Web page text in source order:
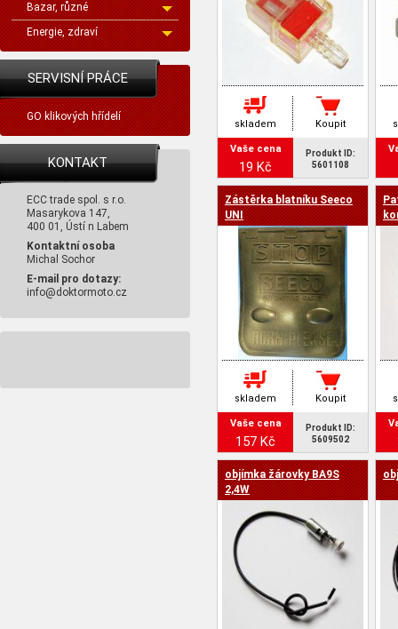
Bazar, různé
Energie, zdraví
SERVISNÍ PRÁCE
GO klikových hřídelí
KONTAKT
ECC trade spol. s r.o.
Masarykova 147,
400 01, Ústí n Labem
Kontaktní osoba
Michal Sochor
E-mail pro dotazy:
info@doktormoto.cz
skladem Koupit
Vaše cena
19 Kč
Produkt ID:
5601108
Zástěrka blatníku Seeco
UNI
skladem Koupit
Vaše cena
157 Kč
Produkt ID:
5609502
objímka žárovky BA9S
2,4W